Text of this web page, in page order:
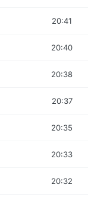
20:41
20:40
20:38
20:37
20:35
20:33
20:32